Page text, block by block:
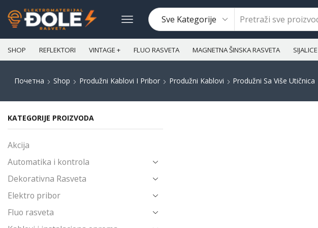
SHOP REFLEKTORI VINTAGE + FLUO RASVETA MAGNETNA ŠINSKA RASVETA SIJALICE
Почетна Shop Produžni Kablovi I Pribor Produžni Kablovi Produžni Sa Više Utičnica
KATEGORIJE PROIZVODA
Akcija
Automatika i kontrola
Dekorativna Rasveta
Elektro pribor
Fluo rasveta